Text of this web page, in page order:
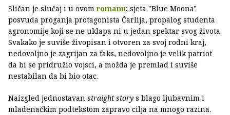
Sličan je slučaj i u ovomromanu; sjeta "Blue Moona"
posvuda proganja protagonista Čarlija, propalog studenta
agronomije koji se ne uklapa ni u jedan spektar svog života.
Svakako je suviše živopisan i otvoren za svoj rodni kraj,
nedovoljno je zagrijan za faks, nedovoljno je velik patriot
da bi se pridružio vojsci, a možda je premlad i suviše
nestabilan da bi bio otac.
Naizgled jednostavan straight story s blago ljubavnim i
mladenačkim podtekstom zapravo cilja na mnogo razina.